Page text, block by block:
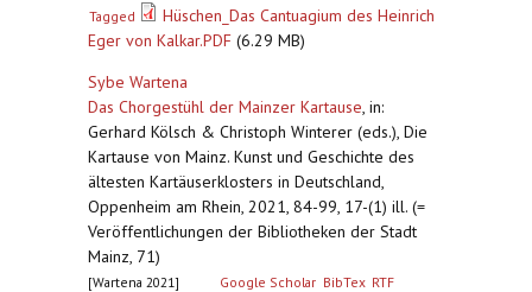
Tagged
Hüschen_Das Cantuagium des Heinrich
Eger von Kalkar.PDF (6.29 MB)
Sybe Wartena
Das Chorgestühl der Mainzer Kartause, in:
Gerhard Kölsch & Christoph Winterer (eds.), Die
Kartause von Mainz. Kunst und Geschichte des
ältesten Kartäuserklosters in Deutschland,
Oppenheim am Rhein, 2021, 84-99, 17-(1) ill. (=
Veröffentlichungen der Bibliotheken der Stadt
Mainz, 71)
[Wartena 2021] Google Scholar BibTex RTF